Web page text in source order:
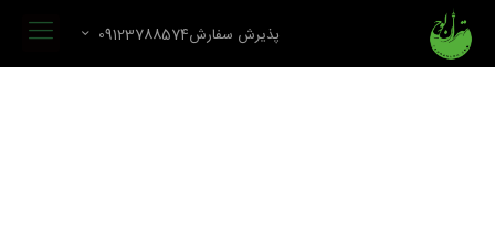
پذیرش سفارش09123788574